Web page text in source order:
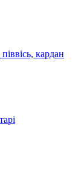
кардан